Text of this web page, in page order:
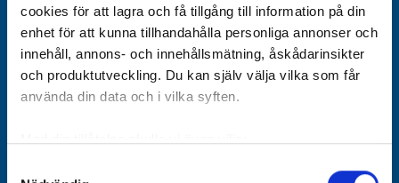
cookies för att lagra och få tillgång till information på din
enhet för att kunna tillhandahålla personliga annonser och
innehåll, annons- och innehållsmätning, åskådarinsikter
och produktutveckling. Du kan själv välja vilka som får
använda din data och i vilka syften.